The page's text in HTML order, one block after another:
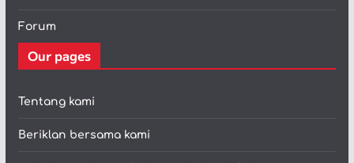
Forum
Our pages
Tentang kami
Beriklan bersama kami